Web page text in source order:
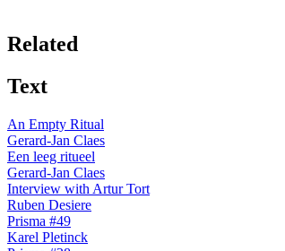
Related
Text
An Empty Ritual
Gerard-Jan Claes
Een leeg ritueel
Gerard-Jan Claes
Interview with Artur Tort
Ruben Desiere
Prisma #49
Karel Pletinck